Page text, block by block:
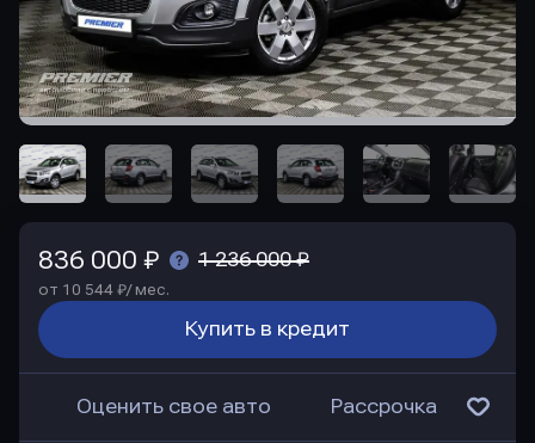
836 000 ₽ 1 236 000 ₽
от 10 544 ₽/ мес.
Купить в кредит
Оценить свое авто Рассрочка